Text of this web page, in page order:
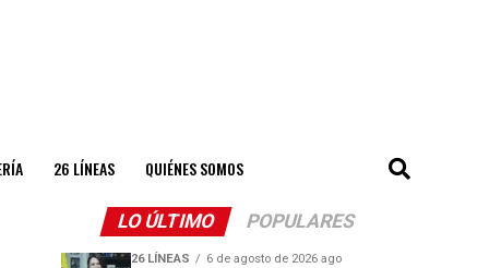
26 LÍNEAS QUIÉNES SOMOS
LO ÚLTIMO POPULARES
26 LÍNEAS 6 de agosto de 2026 ago